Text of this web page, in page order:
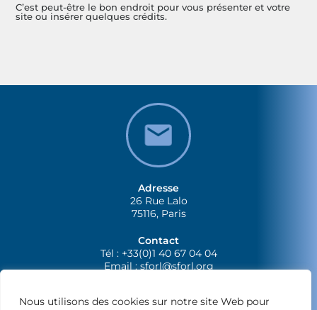
Nous utilisons des cookies sur notre site Web pour
C’est peut-être le bon endroit pour vous présenter et votre
site ou insérer quelques crédits.
Adresse
26 Rue Lalo
75116, Paris
Contact
Tél : +33(0)1 40 67 04 04
Email :sforl@sforl.org